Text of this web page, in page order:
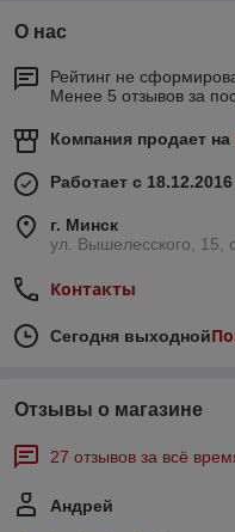
О нас
Рейтинг не
Менее 5 отзывов за
Компания продает на
Работает с 18.12.2016
г. Минск
ул. Вышелесского, 15,
Контакты
Сегодня выходной
Отзывы о магазине
27 отзывов за всё
Андрей